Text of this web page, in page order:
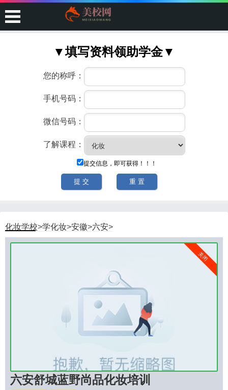
化妆学校>学化妆>安徽>六安>
关闭
六安舒城蓝野尚品化妆培训